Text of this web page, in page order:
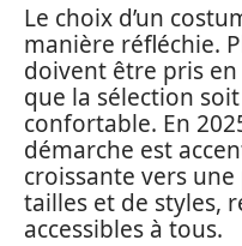
Le choix d’un
manière réfléchie.
doivent être pris en
que la sélection
confortable. En
démarche est
croissante vers
tailles et de styles,
accessibles à tous.